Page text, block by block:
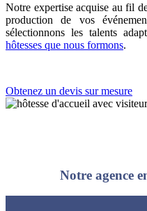
Notre expertise acquise au fil
production de vos
sélectionnons les talents
hôtesses que nous formons.
Obtenez un devis sur mesure
Notre agence